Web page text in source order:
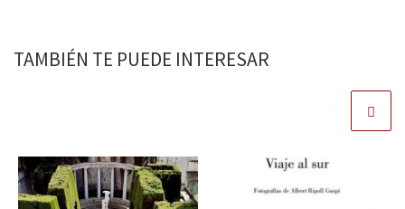
TAMBIÉN TE PUEDE INTERESAR